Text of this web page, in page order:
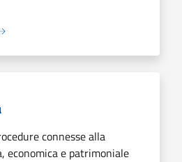
connesse alla
economica e patrimoniale